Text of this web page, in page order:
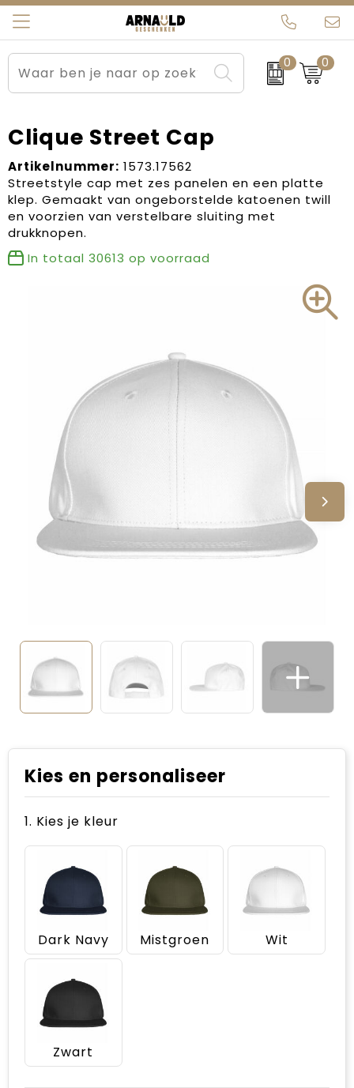
0 0
Relatiegeschenken
Sportkleding
Werkkleding
Kleding en textiel
Tassen
Beurs en Evenementen
Brievenbuspakketten
Carnaval
Dag van de Zorg
Kerstartikelen
Sinterklaas
Verjaardagen
Voetbal, EK en WK
Voor de bouw
Zomergeschenken
Arnauld Kerstpakketten
MijnEigenKadootje
Ons team
Contact
Blogs
Clique Street Cap
Artikelnummer: 1573.17562
Streetstyle cap met zes panelen en een platte
klep. Gemaakt van ongeborstelde katoenen twill
en voorzien van verstelbare sluiting met
drukknopen.
In totaal 30613 op voorraad
Kies en personaliseer
1. Kies je kleur
Dark Navy Mistgroen Wit
Zwart